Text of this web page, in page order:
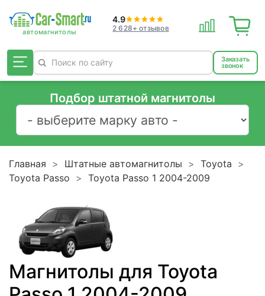
4.9
2 628+ отзывов
Заказать
звонок
Подбор штатной магнитолы
Главная Штатные автомагнитолы
Toyota
Toyota Passo
Toyota Passo 1 2004-2009
Магнитолы для Toyota